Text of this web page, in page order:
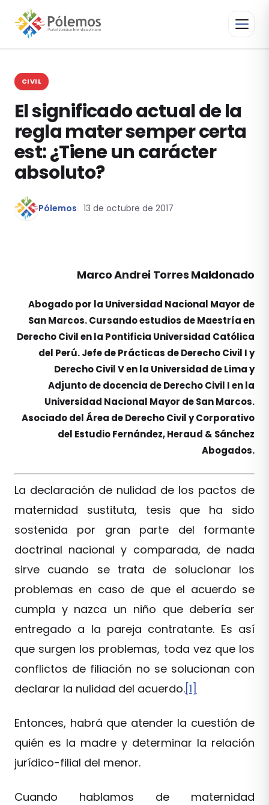
CIVIL
El significado actual de la
regla mater semper certa
est: ¿Tiene un carácter
absoluto?
Pólemos 13 de octubre de 2017
Marco Andrei Torres Maldonado
Abogado por la Universidad Nacional Mayor de
San Marcos. Cursando estudios de Maestría en
Derecho Civil en la Pontificia Universidad Católica
del Perú. Jefe de Prácticas de Derecho Civil I y
Derecho Civil V en la Universidad de Lima y
Adjunto de docencia de Derecho Civil I en la
Universidad Nacional Mayor de San Marcos.
Asociado del Área de Derecho Civil y Corporativo
del Estudio Fernández, Heraud & Sánchez
Abogados.
La declaración de nulidad de los pactos de
maternidad sustituta, tesis que ha sido
sostenida por gran parte del formante
doctrinal nacional y comparada, de nada
sirve cuando se trata de solucionar los
problemas en caso de que el acuerdo se
cumpla y nazca un niño que debería ser
entregado a la pareja contratante. Es así
que surgen los problemas, toda vez que los
conflictos de filiación no se solucionan con
declarar la nulidad del acuerdo.[1]
Entonces, habrá que atender la cuestión de
quién es la madre y determinar la relación
jurídico-filial del menor.
Cuando hablamos de maternidad